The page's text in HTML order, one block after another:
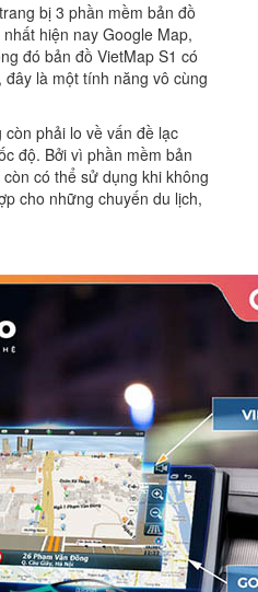
bị 3 phần mềm bản đồ
hiện nay Google Map,
đó bản đồ VietMap S1 có
là một tính năng vô cùng
còn phải lo về vấn đề lạc
độ. Bởi vì phần mềm bản
có thể sử dụng khi không
cho những chuyến du lịch,